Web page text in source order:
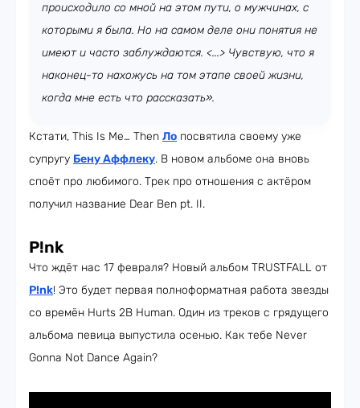
происходило со мной на этом пути, о мужчинах, с
которыми я была. Но на самом деле они понятия не
имеют и часто заблуждаются. <...> Чувствую, что я
наконец-то нахожусь на том этапе своей жизни,
когда мне есть что рассказать».
Кстати, This Is Me… Then Ло посвятила своему уже
супругу Бену Аффлеку. В новом альбоме она вновь
споёт про любимого. Трек про отношения с актёром
получил название Dear Ben pt. II.
P!nk
Что ждёт нас 17 февраля? Новый альбом TRUSTFALL от
P!nk! Это будет первая полноформатная работа звезды
со времён Hurts 2B Human. Один из треков с грядущего
альбома певица выпустила осенью. Как тебе Never
Gonna Not Dance Again?